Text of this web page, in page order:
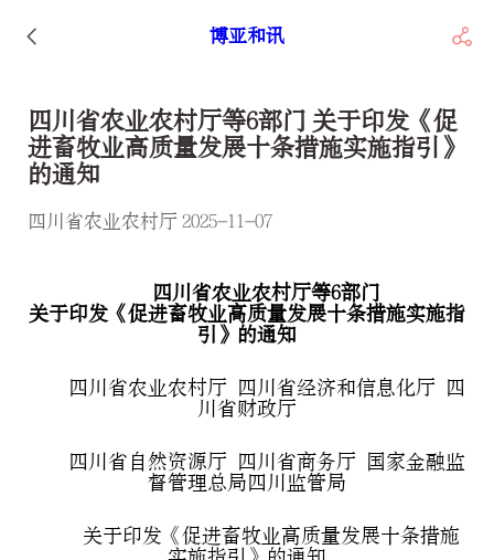
博亚和讯
四川省农业农村厅等6部门 关于印发《促
进畜牧业高质量发展十条措施实施指引》
的通知
四川省农业农村厅 2025-11-07
四川省农业农村厅等6部门
关于印发《促进畜牧业高质量发展十条措施实施指
引》的通知
四川省农业农村厅 四川省经济和信息化厅 四
川省财政厅
四川省自然资源厅 四川省商务厅 国家金融监
督管理总局四川监管局
关于印发《促进畜牧业高质量发展十条措施